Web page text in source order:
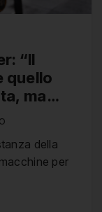
“Il
quello
ma
nella
della
per